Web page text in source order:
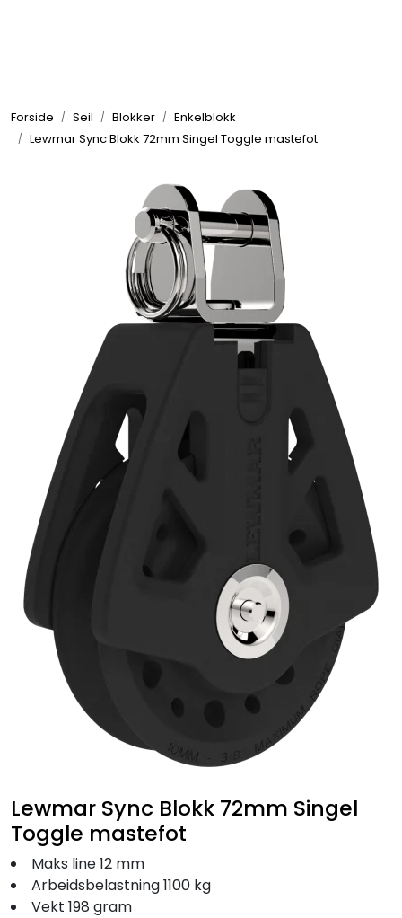
Forside Seil Blokker
Enkelblokk
Lewmar Sync Blokk 72mm Singel Toggle mastefot
Lewmar Sync Blokk 72mm Singel
Toggle mastefot
Maks line 12 mm
Arbeidsbelastning 1100 kg
Vekt 198 gram
Elektrisk
Bygg/Innredning
Motor/Styring
Fortøyning
Fritid/Sikkerhet
Båtpleie/Opplag
Outlet
Kampanje